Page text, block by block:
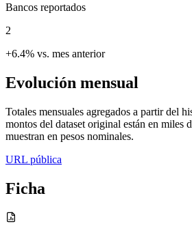
Bancos reportados
2
+6.4% vs. mes anterior
Evolución mensual
Totales mensuales agregados a partir del
montos del dataset original están en miles
muestran en pesos nominales.
URL pública
Ficha